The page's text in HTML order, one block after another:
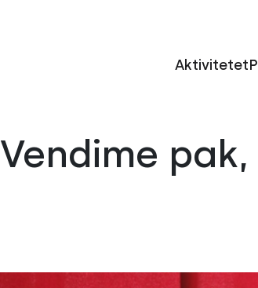
Aktivitetet
Vendime